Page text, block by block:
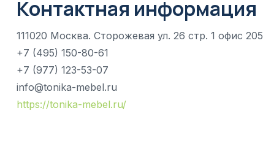
Контактная информация
111020 Москва. Сторожевая ул. 26 стр. 1 офис 205
+7 (495) 150-80-61
+7 (977) 123-53-07
info@tonika-mebel.ru
https://tonika-mebel.ru/